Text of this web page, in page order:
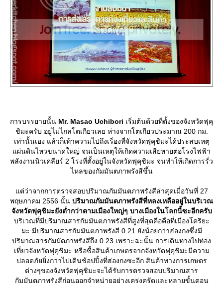
การบรรยายนั้น Mr. Masao Uchibori เริ่มต้นด้วยที่ตั้งของจังหวัดฟุคุ
ชิมะครับ อยู่ไม่ไกลโตเกียวเลย ห่างจากโตเกียวประมาณ 200 กม.
เท่านั้นเอง แล้วก็เท้าความไปถึงเริ่องที่จังหวัดฟุคุชิมะได้ประสบเหตุ
ผ่นดินไหวขนาดใหญ่ จนเป็นเหตุให้เกิดความเสียหายต่อโรงไฟฟ้า
พลังงานนิวเคลียร์ 2 โรงที่ตั้งอยู่ในจังหวัดฟุคุชิมะ จนทำให้เกิดการรั่ว
ไหลของกัมมันตภาพรังสีขึ้น
ต่ว่าจากการตรวจสอบปริมาณกัมมันตภาพรังสีล่าสุดเมื่อวันที่ 27
พฤษภาคม 2556 นั้น ปริมาณกัมมันตภาพรังสีที่หลงเหลืออยู่ในบริเวณ
จังหวัดฟุคุชิมะยังต่ำกว่าตามเมืองใหญ่ๆ บางเมืองในโลกนี้ซะอีกครับ
บริเวณที่มีปริมาณสารกัมมันตภาพรังสีที่สูงที่สุดคือคือที่เมืองโคริยะ
มะ มีปริมาณสารกัมมันตภาพรังสี 0.21 ยังน้อยกว่าฮ่องกงซึ่งมี
ปริมาณสารกัมมัตภาพรังสีถึง 0.23 เพราะฉะนั้น การเดินทางไปท่อง
เที่ยวจังหวัดฟุคุชิมะ หรือซื้อสินค้าเกษตรจากจังหวัดฟุคุชิมะมีความ
ปลอดภัยยิ่งกว่าไปเดินช้อปปิ้งที่ฮ่องกงซะอีก สินค้าทางการเกษตร
ต่างๆของจังหวัดฟุคุชิมะจะได้รับการตรวจสอบปริมาณสาร
กัมมันตภาพรังสีก่อนออกจำหน่ายอย่างเคร่งครัดและหลายขั้นตอน